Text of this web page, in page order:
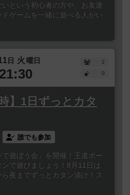
という初心者の方や、お友達
ゲームを一緒に遊べる人がい
日 火 曜日
2
0
】1日ずっとカタ
誰でも参加
遊ぼう会」を開催！王道ボー
ンで遊びましょう！8月11日は
夜までずっとカタン漬け！ス